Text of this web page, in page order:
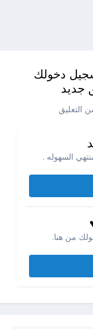
دخولك
جديد
التعليق
السهوله .
من هنا.